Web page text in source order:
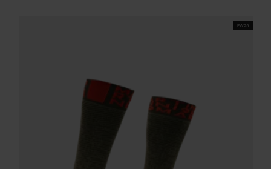
FW25